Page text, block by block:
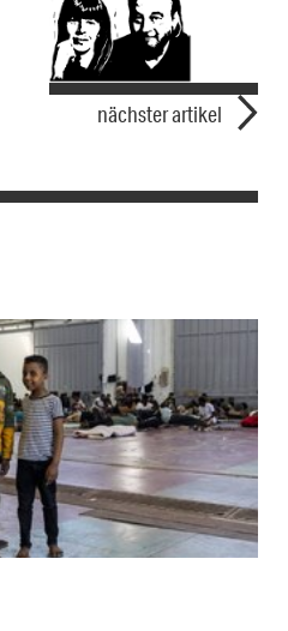
nächster artikel